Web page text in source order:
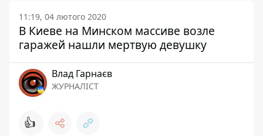
11:19, 04 лютого 2020
В Киеве на Минском массиве возле
гаражей нашли мертвую девушку
Влад Гарнаєв
ЖУРНАЛІСТ
👍